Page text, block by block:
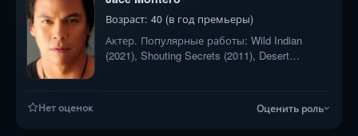
Возраст: 40 (в год премьеры)
Актер. Популярные работы: Wild Indian
(2021), Shouting Secrets (2011), Desert
Нет оценок Оценить роль